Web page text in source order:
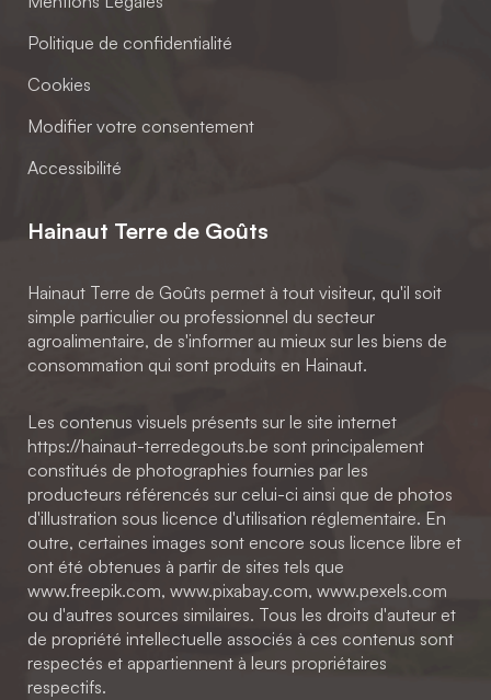
Politique de confidentialité
Cookies
Modifier votre consentement
Accessibilité
Hainaut Terre de Goûts
Hainaut Terre de Goûts permet à tout visiteur, qu'il soit
simple particulier ou professionnel du secteur
agroalimentaire, de s'informer au mieux sur les biens de
consommation qui sont produits en Hainaut.
Les contenus visuels présents sur le site internet
https://hainaut-terredegouts.be sont principalement
constitués de photographies fournies par les
producteurs référencés sur celui-ci ainsi que de photos
d'illustration sous licence d'utilisation réglementaire. En
outre, certaines images sont encore sous licence libre et
ont été obtenues à partir de sites tels que
www.freepik.com, www.pixabay.com, www.pexels.com
ou d'autres sources similaires. Tous les droits d'auteur et
de propriété intellectuelle associés à ces contenus sont
respectés et appartiennent à leurs propriétaires
respectifs.